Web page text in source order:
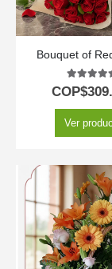
Bouquet of
5.00out
COP$
Ver